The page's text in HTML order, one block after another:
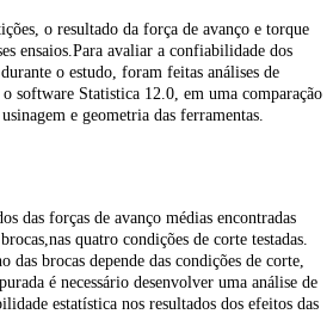
o resultado da força de avanço e torque
ensaios.Para avaliar a confiabilidade dos
o estudo, foram feitas análises de
software Statistica 12.0, em uma comparação
e geometria das ferramentas.
das forças de avanço médias encontradas
quatro condições de corte testadas.
das brocas depende das condições de corte,
é necessário desenvolver uma análise de
estatística nos resultados dos efeitos das